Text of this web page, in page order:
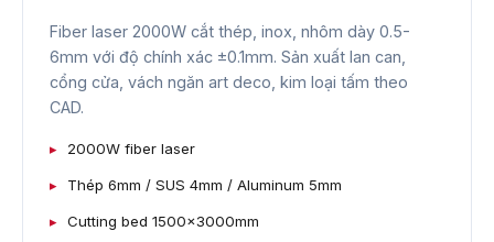
Fiber laser 2000W cắt thép, inox, nhôm dày 0.5-
6mm với độ chính xác ±0.1mm. Sản xuất lan can,
cổng cửa, vách ngăn art deco, kim loại tấm theo
CAD.
2000W fiber laser
Thép 6mm / SUS 4mm / Aluminum 5mm
Cutting bed 1500×3000mm